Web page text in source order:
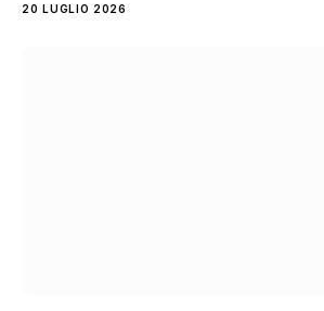
20 LUGLIO 2026